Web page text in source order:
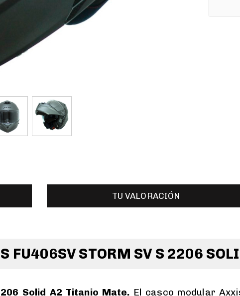
TU VALORACIÓN
FU406SV STORM SV S 2206
Solid A2 Titanio Mate. El casco modular